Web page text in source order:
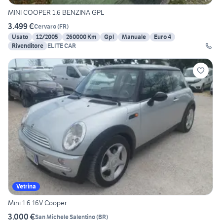
MINI COOPER 1.6 BENZINA GPL
3.499 €Cervaro(FR)
Usato
12/2005 260000 Km Gpl Manuale
Euro 4
Rivenditore ELITE CAR
Vetrina
Mini 1.6 16V Cooper
3.000 €San Michele Salentino(BR)